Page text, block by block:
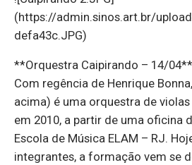
(https://admin.sinos.art.br/
defa43c.JPG)
**Orquestra Caipirando – 14/04**
Com regência de Henrique
acima) é uma orquestra de
em 2010, a partir de uma oficina
Escola de Música ELAM – RJ.
integrantes, a formação vem se